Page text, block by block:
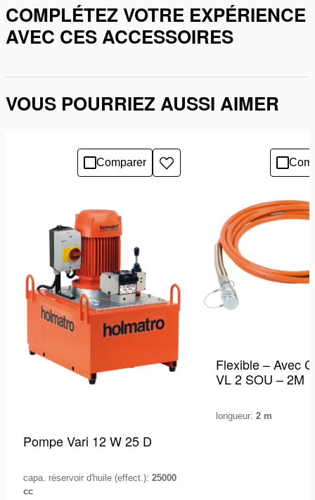
COMPLÉTEZ VOTRE EXPÉRIENCE
AVEC CES ACCESSOIRES
VOUS POURRIEZ AUSSI AIMER
Comparer
Ajouter
à
Pompe Vari 12 W 25 D
capa. réservoir d'huile (effect.): 25000
cc
Flexible – Avec
VL 2 SOU – 2M
longueur: 2 m